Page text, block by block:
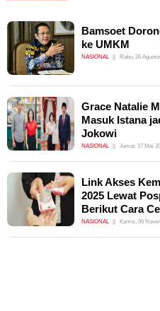
Bamsoet
ke UMKM
NASIONAL Rabu, 26
Grace Natalie
Masuk Istana
Jokowi
NASIONAL Jumat, 17 Mei
Link Akses
2025 Lewat
Berikut Cara
NASIONAL Kamis, 06